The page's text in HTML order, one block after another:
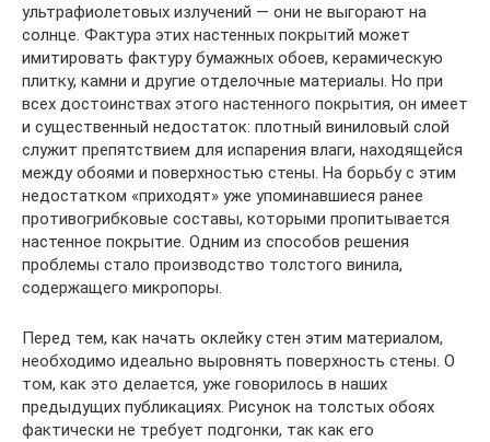
ультрафиолетовых излучений — они не выгорают на
солнце. Фактура этих настенных покрытий может
имитировать фактуру бумажных обоев, керамическую
плитку, камни и другие отделочные материалы. Но при
всех достоинствах этого настенного покрытия, он имеет
и существенный недостаток: плотный виниловый слой
служит препятствием для испарения влаги, находящейся
между обоями и поверхностью стены. На борьбу с этим
недостатком «приходят» уже упоминавшиеся ранее
противогрибковые составы, которыми пропитывается
настенное покрытие. Одним из способов решения
проблемы стало производство толстого винила,
содержащего микропоры.
Перед тем, как начать оклейку стен этим материалом,
необходимо идеально выровнять поверхность стены. О
том, как это делается, уже говорилось в наших
предыдущих публикациях. Рисунок на толстых обоях
фактически не требует подгонки, так как его